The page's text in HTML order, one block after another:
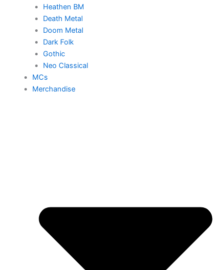
Heathen BM
Death Metal
Doom Metal
Dark Folk
Gothic
Neo Classical
MCs
Merchandise